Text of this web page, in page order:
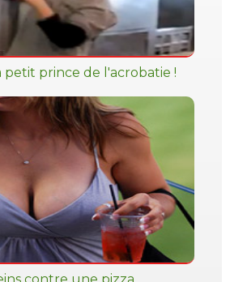
petit prince de l'acrobatie !